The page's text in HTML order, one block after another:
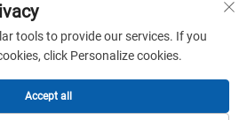
NUTRIVIT BIOTECH CO.,
sulla privacy
tools to provide our services. If you
click Personalize cookies.
Accept all